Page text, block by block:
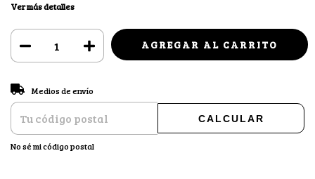
Ver más detalles
Entregas para el CP:
Medios de envío
CALCULAR
No sé mi código postal